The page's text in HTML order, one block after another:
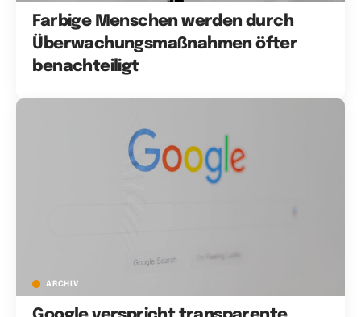
Farbige Menschen werden durch
Überwachungsmaßnahmen öfter
benachteiligt
ARCHIV